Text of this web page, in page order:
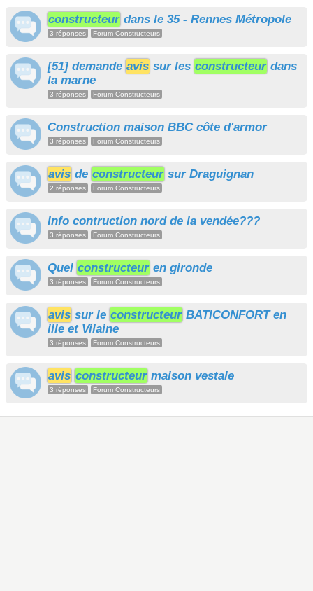
constructeur dans le 35 - Rennes Métropole
3 réponses Forum Constructeurs
[51] demande avis sur les constructeur dans
la marne
3 réponses Forum Constructeurs
Construction maison BBC côte d'armor
3 réponses Forum Constructeurs
avis de constructeur sur Draguignan
2 réponses Forum Constructeurs
Info contruction nord de la vendée???
3 réponses Forum Constructeurs
Quel constructeur en gironde
3 réponses Forum Constructeurs
avis sur le constructeur BATICONFORT en
ille et Vilaine
3 réponses Forum Constructeurs
avis constructeur maison vestale
3 réponses Forum Constructeurs